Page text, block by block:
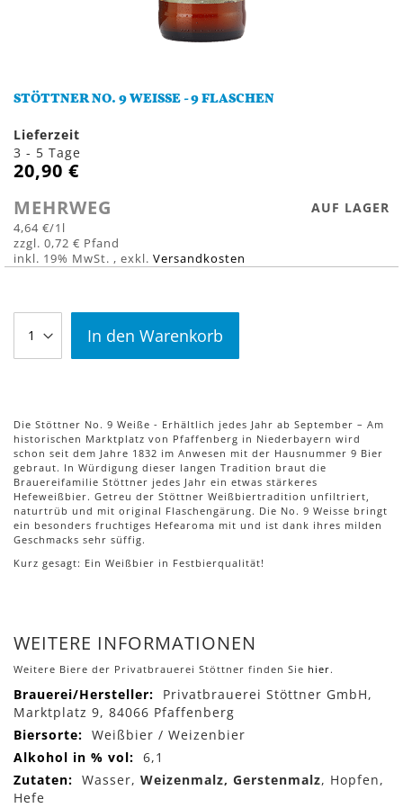
STÖTTNER NO. 9 WEISSE - 9 FLASCHEN
Lieferzeit
3 - 5 Tage
20,90 €
MEHRWEG
4,64 €/1l
0,72 €
inkl. 19% MwSt. , exkl. Versandkosten
AUF LAGER
In den Warenkorb
Die Stöttner No. 9 Weiße - Erhältlich jedes Jahr ab September – Am
historischen Marktplatz von Pfaffenberg in Niederbayern wird
schon seit dem Jahre 1832 im Anwesen mit der Hausnummer 9 Bier
gebraut. In Würdigung dieser langen Tradition braut die
Brauereifamilie Stöttner jedes Jahr ein etwas stärkeres
Hefeweißbier. Getreu der Stöttner Weißbiertradition unfiltriert,
naturtrüb und mit original Flaschengärung. Die No. 9 Weisse bringt
ein besonders fruchtiges Hefearoma mit und ist dank ihres milden
Geschmacks sehr süffig.
Kurz gesagt: Ein Weißbier in Festbierqualität!
der
springen
WEITERE INFORMATIONEN
Weitere Biere der Privatbrauerei Stöttner finden Sie hier.
Mehr
Informationen
Privatbrauerei Stöttner GmbH,
Marktplatz 9, 84066 Pfaffenberg
Weißbier / Weizenbier
6,1
Wasser, Weizenmalz, Gerstenmalz, Hopfen,
Hefe